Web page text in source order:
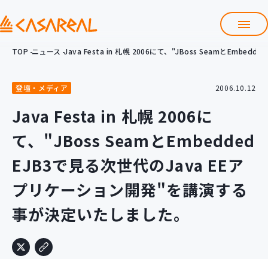
会社情報
サービス
プロダクト開発支援
クラウド導入支援 Git導入支援
システム構築支援
研修サービス
定型コース 新入社員コース
カスタマイズコース
TOP ニュース Java Festa in 札幌 2006にて、"JBoss SeamとEmbedded
登壇・メディア 2006.10.12
Java Festa in 札幌 2006に
て、"JBoss SeamとEmbedded
EJB3で見る次世代のJava EEア
プリケーション開発"を講演する
事が決定いたしました。